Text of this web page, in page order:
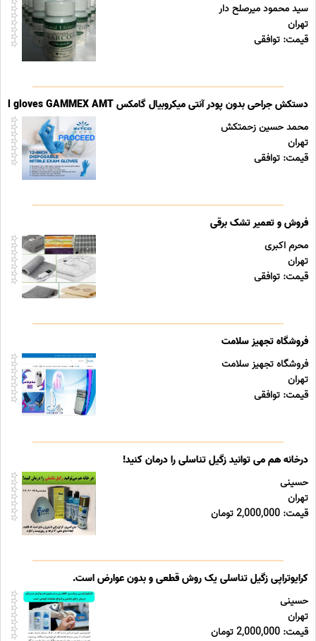
سید محمود میرصلح دار
تهران
قیمت: توافقی
دستکش جراحی بدون پودر آنتی میکروبیال گامکس surgical gloves GAMMEX AMT
محمد حسین زحمتکش
تهران
قیمت: توافقی
فروش و تعمیر تشک برقی
محرم اکبری
تهران
قیمت: توافقی
فروشگاه تجهیز سلامت
فروشگاه تجهیز سلامت
تهران
قیمت: توافقی
درخانه هم می توانید زگیل تناسلی را درمان کنید!
حسینی
تهران
قیمت: 2,000,000 تومان
کرایوتراپی زگیل تناسلی یک روش قطعی و بدون عوارض است.
حسینی
تهران
قیمت: 2,000,000 تومان